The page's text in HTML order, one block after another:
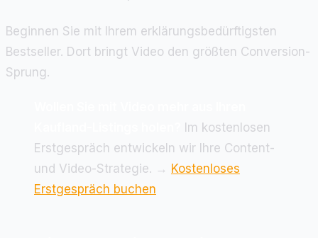
Beginnen Sie mit Ihrem erklärungsbedürftigsten
Bestseller. Dort bringt Video den größten Conversion-
Sprung.
Im kostenlosen
Erstgespräch entwickeln wir Ihre Content-
und Video-Strategie. → Kostenloses
Erstgespräch buchen